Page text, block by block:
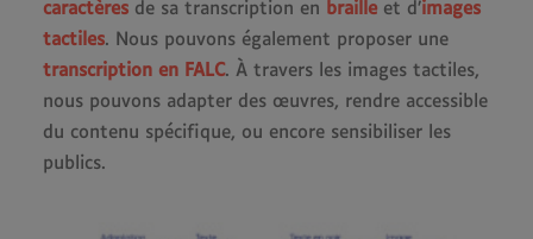
caractères de sa transcription en braille et d’images
tactiles. Nous pouvons également proposer une
transcription en FALC. À travers les images tactiles,
nous pouvons adapter des œuvres, rendre accessible
du contenu spécifique, ou encore sensibiliser les
publics.